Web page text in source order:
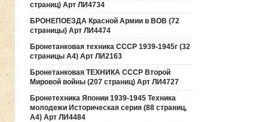
страниц) Арт ЛИ4734
БРОНЕПОЕЗДА Красной Армии в ВОВ (72
страницы) Арт ЛИ4474
Бронетанковая техника СССР 1939-1945г (32
страницы А4) Арт ЛИ2163
Бронетанковая ТЕХНИКА СССР Второй
Мировой войны (207 страниц) Арт ЛИ4727
Бронетехника Японии 1939-1945 Техника
молодежи Историческая серия (88 страниц,
А4) Арт ЛИ4484